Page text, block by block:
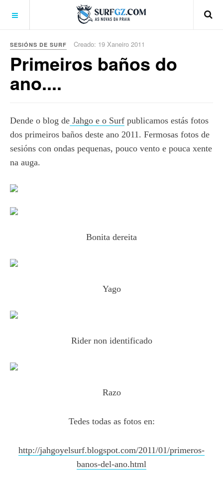
SESIÓNS DE SURF Creado: 19 Xaneiro 2011
Primeiros baños do
ano....
Dende o blog de Jahgo e o Surf publicamos estás fotos
dos primeiros baños deste ano 2011. Fermosas fotos de
sesións con ondas pequenas, pouco vento e pouca xente
na auga.
Bonita dereita
Yago
Rider non identificado
Razo
Tedes todas as fotos en:
http://jahgoyelsurf.blogspot.com/2011/01/primeros-
banos-del-ano.html